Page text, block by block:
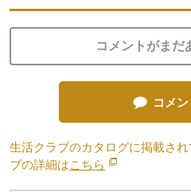
コメントがまだ
コメ
生活クラブのカタログに掲載さ
ブの詳細はこちら 別のウィンドウ